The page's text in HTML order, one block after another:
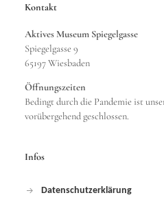
Kontakt
Aktives Museum Spiegelgasse
Spiegelgasse 9
65197 Wiesbaden
Öffnungszeiten
Bedingt durch die Pandemie ist
vorübergehend geschlossen.
Infos
Datenschutzerklärung